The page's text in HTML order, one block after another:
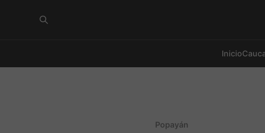
Inicio
Popayán